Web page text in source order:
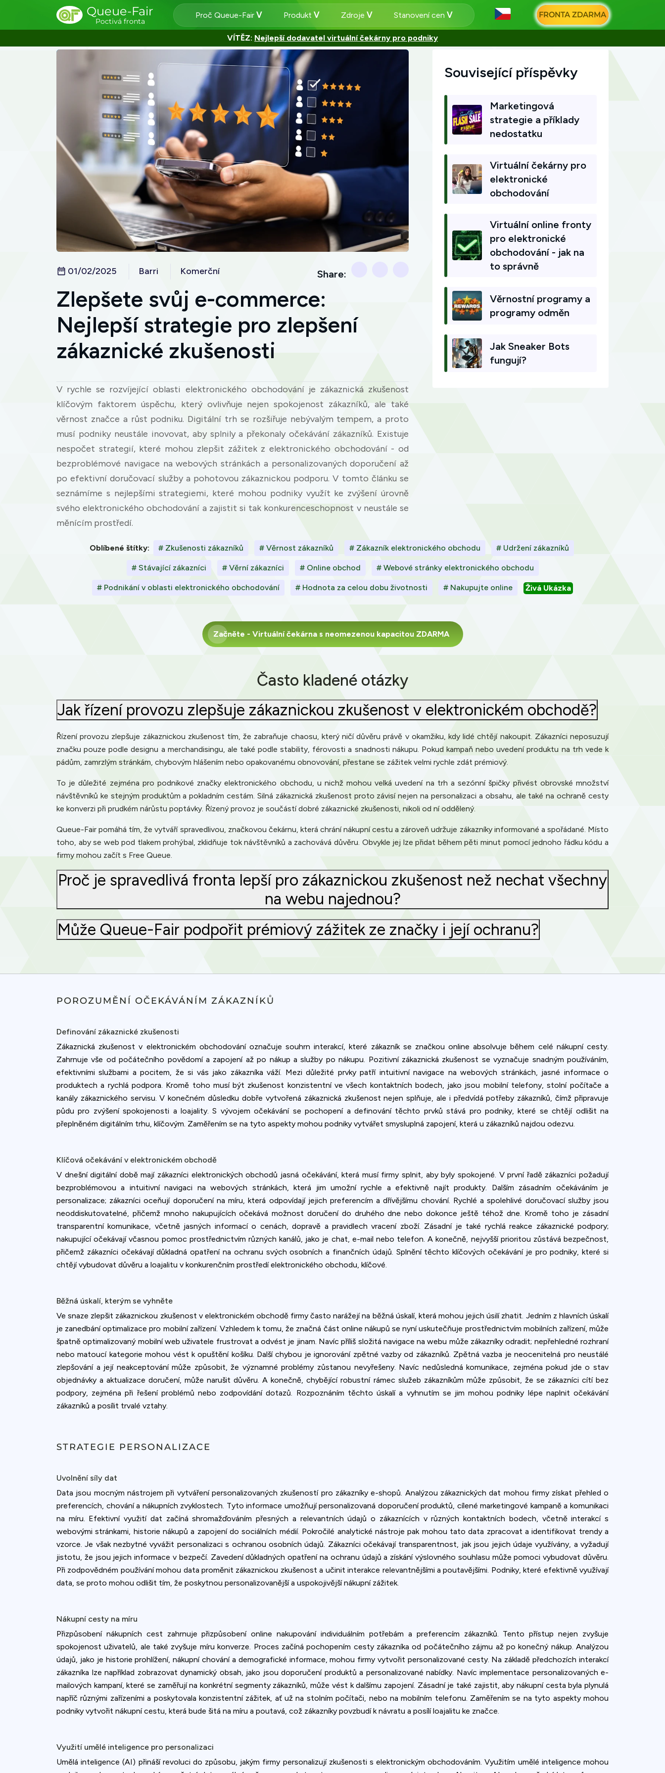
Queue-Fair
Poctivá fronta
Proč Queue-Fair Produkt Zdroje Stanovení cen FRONTA ZDARMA
VÍTĚZ: Nejlepší dodavatel virtuální čekárny pro podniky
01/02/2025 Barri Komerční Share:
Zlepšete svůj e-commerce:
Nejlepší strategie pro zlepšení
zákaznické zkušenosti
V rychle se rozvíjející oblasti elektronického obchodování je zákaznická zkušenost
klíčovým faktorem úspěchu, který ovlivňuje nejen spokojenost zákazníků, ale také
věrnost značce a růst podniku. Digitální trh se rozšiřuje nebývalým tempem, a proto
musí podniky neustále inovovat, aby splnily a překonaly očekávání zákazníků. Existuje
nespočet strategií, které mohou zlepšit zážitek z elektronického obchodování - od
bezproblémové navigace na webových stránkách a personalizovaných doporučení až
po efektivní doručovací služby a pohotovou zákaznickou podporu. V tomto článku se
seznámíme s nejlepšími strategiemi, které mohou podniky využít ke zvýšení úrovně
svého elektronického obchodování a zajistit si tak konkurenceschopnost v neustále se
měnícím prostředí.
Související příspěvky
Marketingová
strategie a příklady
nedostatku
Virtuální čekárny pro
elektronické
obchodování
Virtuální online fronty
pro elektronické
obchodování - jak na
to správně
Věrnostní programy a
programy odměn
Jak Sneaker Bots
fungují?
Oblíbené štítky: # Zkušenosti zákazníků # Věrnost zákazníků # Zákazník elektronického obchodu # Udržení zákazníků
# Stávající zákazníci # Věrní zákazníci # Online obchod # Webové stránky elektronického obchodu
# Podnikání v oblasti elektronického obchodování # Hodnota za celou dobu životnosti # Nakupujte online Živá Ukázka
Začněte - Virtuální čekárna s neomezenou kapacitou ZDARMA
Často kladené otázky
Jak řízení provozu zlepšuje zákaznickou zkušenost v elektronickém obchodě?
Řízení provozu zlepšuje zákaznickou zkušenost tím, že zabraňuje chaosu, který ničí důvěru právě v okamžiku, kdy lidé chtějí nakoupit. Zákazníci neposuzují
značku pouze podle designu a merchandisingu, ale také podle stability, férovosti a snadnosti nákupu. Pokud kampaň nebo uvedení produktu na trh vede k
pádům, zamrzlým stránkám, chybovým hlášením nebo opakovanému obnovování, přestane se zážitek velmi rychle zdát prémiový.
To je důležité zejména pro podnikové značky elektronického obchodu, u nichž mohou velká uvedení na trh a sezónní špičky přivést obrovské množství
návštěvníků ke stejným produktům a pokladním cestám. Silná zákaznická zkušenost proto závisí nejen na personalizaci a obsahu, ale také na ochraně cesty
ke konverzi při prudkém nárůstu poptávky. Řízený provoz je součástí dobré zákaznické zkušenosti, nikoli od ní oddělený.
Queue-Fair pomáhá tím, že vytváří spravedlivou, značkovou čekárnu, která chrání nákupní cestu a zároveň udržuje zákazníky informované a spořádané. Místo
toho, aby se web pod tlakem prohýbal, zklidňuje tok návštěvníků a zachovává důvěru. Obvykle jej lze přidat během pěti minut pomocí jednoho řádku kódu a
firmy mohou začít s Free Queue.
Proč je spravedlivá fronta lepší pro zákaznickou zkušenost než nechat všechny
na webu najednou?
Může Queue-Fair podpořit prémiový zážitek ze značky i její ochranu?
POROZUMĚNÍ OČEKÁVÁNÍM ZÁKAZNÍKŮ
Definování zákaznické zkušenosti
Zákaznická zkušenost v elektronickém obchodování označuje souhrn interakcí, které zákazník se značkou online absolvuje během celé nákupní cesty.
Zahrnuje vše od počátečního povědomí a zapojení až po nákup a služby po nákupu. Pozitivní zákaznická zkušenost se vyznačuje snadným používáním,
efektivními službami a pocitem, že si vás jako zákazníka váží. Mezi důležité prvky patří intuitivní navigace na webových stránkách, jasné informace o
produktech a rychlá podpora. Kromě toho musí být zkušenost konzistentní ve všech kontaktních bodech, jako jsou mobilní telefony, stolní počítače a
kanály zákaznického servisu. V konečném důsledku dobře vytvořená zákaznická zkušenost nejen splňuje, ale i předvídá potřeby zákazníků, čímž připravuje
půdu pro zvýšení spokojenosti a loajality. S vývojem očekávání se pochopení a definování těchto prvků stává pro podniky, které se chtějí odlišit na
přeplněném digitálním trhu, klíčovým. Zaměřením se na tyto aspekty mohou podniky vytvářet smysluplná zapojení, která u zákazníků najdou odezvu.
Klíčová očekávání v elektronickém obchodě
V dnešní digitální době mají zákazníci elektronických obchodů jasná očekávání, která musí firmy splnit, aby byly spokojené. V první řadě zákazníci požadují
bezproblémovou a intuitivní navigaci na webových stránkách, která jim umožní rychle a efektivně najít produkty. Dalším zásadním očekáváním je
personalizace; zákazníci oceňují doporučení na míru, která odpovídají jejich preferencím a dřívějšímu chování. Rychlé a spolehlivé doručovací služby jsou
neoddiskutovatelné, přičemž mnoho nakupujících očekává možnost doručení do druhého dne nebo dokonce ještě téhož dne. Kromě toho je zásadní
transparentní komunikace, včetně jasných informací o cenách, dopravě a pravidlech vracení zboží. Zásadní je také rychlá reakce zákaznické podpory;
nakupující očekávají včasnou pomoc prostřednictvím různých kanálů, jako je chat, e-mail nebo telefon. A konečně, nejvyšší prioritou zůstává bezpečnost,
přičemž zákazníci očekávají důkladná opatření na ochranu svých osobních a finančních údajů. Splnění těchto klíčových očekávání je pro podniky, které si
chtějí vybudovat důvěru a loajalitu v konkurenčním prostředí elektronického obchodu, klíčové.
Běžná úskalí, kterým se vyhněte
Ve snaze zlepšit zákaznickou zkušenost v elektronickém obchodě firmy často narážejí na běžná úskalí, která mohou jejich úsilí zhatit. Jedním z hlavních úskalí
je zanedbání optimalizace pro mobilní zařízení. Vzhledem k tomu, že značná část online nákupů se nyní uskutečňuje prostřednictvím mobilních zařízení, může
špatně optimalizovaný mobilní web uživatele frustrovat a odvést je jinam. Navíc příliš složitá navigace na webu může zákazníky odradit; nepřehledné rozhraní
nebo matoucí kategorie mohou vést k opuštění košíku. Další chybou je ignorování zpětné vazby od zákazníků. Zpětná vazba je neocenitelná pro neustálé
zlepšování a její neakceptování může způsobit, že významné problémy zůstanou nevyřešeny. Navíc nedůsledná komunikace, zejména pokud jde o stav
objednávky a aktualizace doručení, může narušit důvěru. A konečně, chybějící robustní rámec služeb zákazníkům může způsobit, že se zákazníci cítí bez
podpory, zejména při řešení problémů nebo zodpovídání dotazů. Rozpoznáním těchto úskalí a vyhnutím se jim mohou podniky lépe naplnit očekávání
zákazníků a posílit trvalé vztahy.
STRATEGIE PERSONALIZACE
Uvolnění síly dat
Data jsou mocným nástrojem při vytváření personalizovaných zkušeností pro zákazníky e-shopů. Analýzou zákaznických dat mohou firmy získat přehled o
preferencích, chování a nákupních zvyklostech. Tyto informace umožňují personalizovaná doporučení produktů, cílené marketingové kampaně a komunikaci
na míru. Efektivní využití dat začíná shromažďováním přesných a relevantních údajů o zákaznících v různých kontaktních bodech, včetně interakcí s
webovými stránkami, historie nákupů a zapojení do sociálních médií. Pokročilé analytické nástroje pak mohou tato data zpracovat a identifikovat trendy a
vzorce. Je však nezbytné vyvážit personalizaci s ochranou osobních údajů. Zákazníci očekávají transparentnost, jak jsou jejich údaje využívány, a vyžadují
jistotu, že jsou jejich informace v bezpečí. Zavedení důkladných opatření na ochranu údajů a získání výslovného souhlasu může pomoci vybudovat důvěru.
Při zodpovědném používání mohou data proměnit zákaznickou zkušenost a učinit interakce relevantnějšími a poutavějšími. Podniky, které efektivně využívají
data, se proto mohou odlišit tím, že poskytnou personalizovanější a uspokojivější nákupní zážitek.
Nákupní cesty na míru
Přizpůsobení nákupních cest zahrnuje přizpůsobení online nakupování individuálním potřebám a preferencím zákazníků. Tento přístup nejen zvyšuje
spokojenost uživatelů, ale také zvyšuje míru konverze. Proces začíná pochopením cesty zákazníka od počátečního zájmu až po konečný nákup. Analýzou
údajů, jako je historie prohlížení, nákupní chování a demografické informace, mohou firmy vytvořit personalizované cesty. Na základě předchozích interakcí
zákazníka lze například zobrazovat dynamický obsah, jako jsou doporučení produktů a personalizované nabídky. Navíc implementace personalizovaných e-
mailových kampaní, které se zaměřují na konkrétní segmenty zákazníků, může vést k dalšímu zapojení. Zásadní je také zajistit, aby nákupní cesta byla plynulá
napříč různými zařízeními a poskytovala konzistentní zážitek, ať už na stolním počítači, nebo na mobilním telefonu. Zaměřením se na tyto aspekty mohou
podniky vytvořit nákupní cestu, která bude šitá na míru a poutavá, což zákazníky povzbudí k návratu a posílí loajalitu ke značce.
Využití umělé inteligence pro personalizaci
Umělá inteligence (AI) přináší revoluci do způsobu, jakým firmy personalizují zkušenosti s elektronickým obchodováním. Využitím umělé inteligence mohou